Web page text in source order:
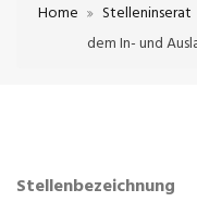
Home Stelleninserat
dem In- und
Stellenbezeichnung